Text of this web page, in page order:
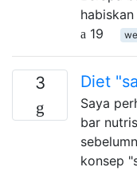
19
3 Diet
Saya
bar
konsep